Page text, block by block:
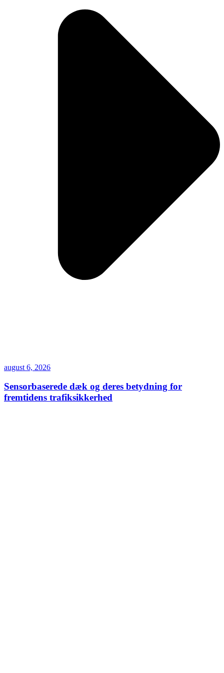
august 6, 2026
Sensorbaserede dæk og deres betydning for
fremtidens trafiksikkerhed